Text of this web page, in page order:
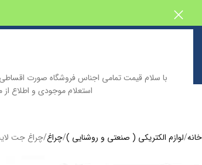
با سلام قیمت تمامی اجناس فروشگاه صورت
استعلام موجودی و اطلاع از محصولات با شمارهفروشگاه اینترنتی پیش بیندسته بندی
خانه لوازم الکتریکی ( صنعتی و روشنایی ) چراغ چراغ جت